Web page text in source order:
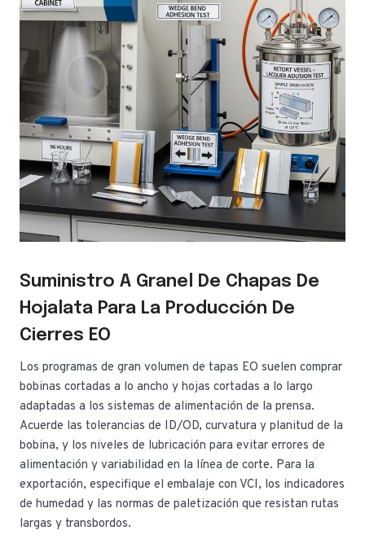
Suministro A Granel De Chapas De
Hojalata Para La Producción De
Cierres EO
Los programas de gran volumen de tapas EO suelen comprar
bobinas cortadas a lo ancho y hojas cortadas a lo largo
adaptadas a los sistemas de alimentación de la prensa.
Acuerde las tolerancias de ID/OD, curvatura y planitud de la
bobina, y los niveles de lubricación para evitar errores de
alimentación y variabilidad en la línea de corte. Para la
exportación, especifique el embalaje con VCI, los indicadores
de humedad y las normas de paletización que resistan rutas
largas y transbordos.